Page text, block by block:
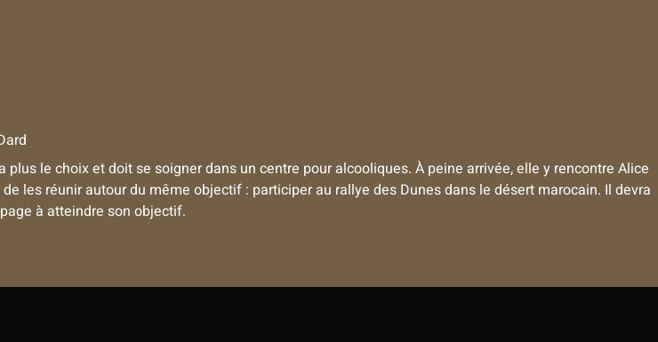
le choix et doit se soigner dans un centre pour alcooliques. À peine arrivée, elle y rencontre Alice
les réunir autour du même objectif : participer au rallye des Dunes dans le désert marocain. Il devra
à atteindre son objectif.